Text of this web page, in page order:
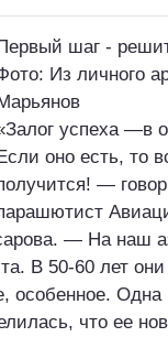
шаг -
Из личного
успеха —в
оно есть, то
—
— На наш
В 50-60 лет они
особенное.
что ее